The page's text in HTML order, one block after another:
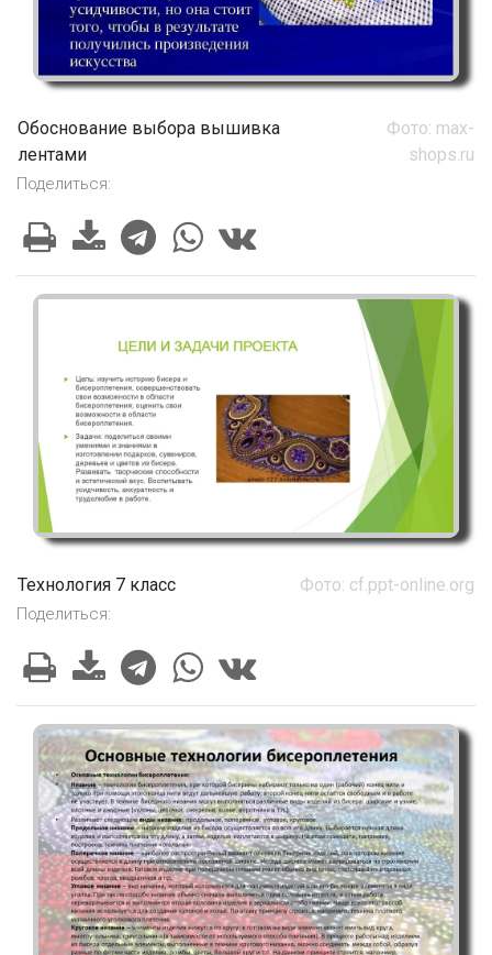
Обоснование выбора вышивка
лентами
Фото: max-
shops.ru
Поделиться:
Технология 7 класс Фото: cf.ppt-online.org
Поделиться: